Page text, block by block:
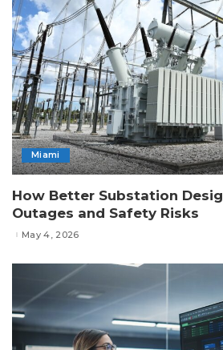
Miami
How Better Substation
Outages and Safety Risks
May 4, 2026